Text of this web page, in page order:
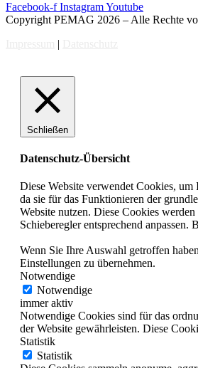
Facebook-f InstagramYoutube
Copyright PEMAG 2026 – Alle Rechte
|
Schließen
Datenschutz-Übersicht
Diese Website verwendet Cookies,
da sie für das Funktionieren der
Website nutzen. Diese Cookies
Schieberegler entsprechend
Wenn Sie Ihre Auswahl getroffen
Einstellungen zu übernehmen.
Notwendige
Notwendige
immer aktiv
Notwendige Cookies sind für das
der Website gewährleisten. Diese
Statistik
Statistik